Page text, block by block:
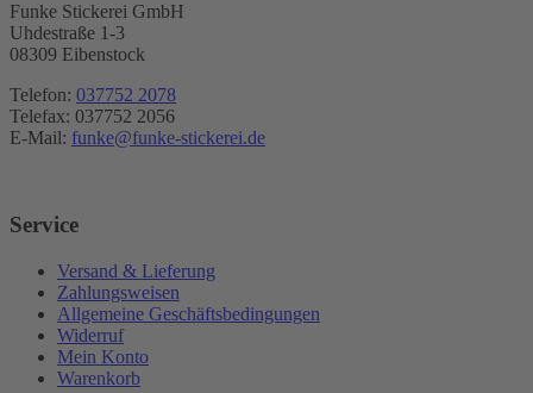
Funke Stickerei GmbH
Uhdestraße 1-3
08309 Eibenstock
Telefon: 037752 2078
Telefax: 037752 2056
E-Mail: funke@funke-stickerei.de
Service
Versand & Lieferung
Zahlungsweisen
Allgemeine Geschäftsbedingungen
Widerruf
Mein Konto
Warenkorb